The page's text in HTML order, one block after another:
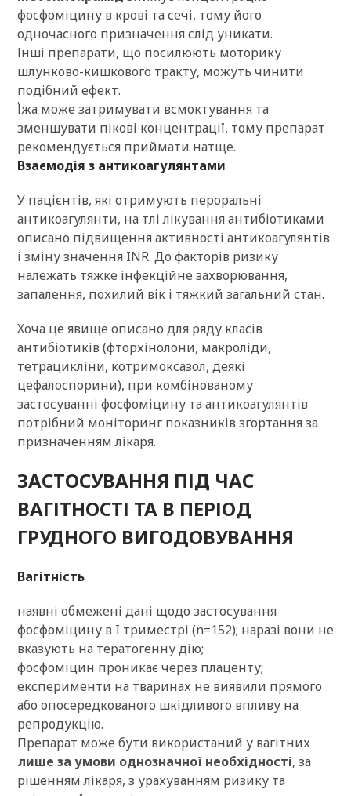
фосфоміцину в крові та сечі, тому його
одночасного призначення слід уникати.
Інші препарати, що посилюють моторику
шлунково-кишкового тракту, можуть чинити
подібний ефект.
Їжа може затримувати всмоктування та
зменшувати пікові концентрації, тому препарат
рекомендується приймати натще.
Взаємодія з антикоагулянтами
У пацієнтів, які отримують пероральні
антикоагулянти, на тлі лікування антибіотиками
описано підвищення активності антикоагулянтів
і зміну значення INR. До факторів ризику
належать тяжке інфекційне захворювання,
запалення, похилий вік і тяжкий загальний стан.
Хоча це явище описано для ряду класів
антибіотиків (фторхінолони, макроліди,
тетрацикліни, котримоксазол, деякі
цефалоспорини), при комбінованому
застосуванні фосфоміцину та антикоагулянтів
потрібний моніторинг показників згортання за
призначенням лікаря.
ЗАСТОСУВАННЯ ПІД ЧАС
ВАГІТНОСТІ ТА В ПЕРІОД
ГРУДНОГО ВИГОДОВУВАННЯ
Вагітність
наявні обмежені дані щодо застосування
фосфоміцину в I триместрі (n=152); наразі вони не
вказують на тератогенну дію;
фосфоміцин проникає через плаценту;
експерименти на тваринах не виявили прямого
або опосередкованого шкідливого впливу на
репродукцію.
Препарат може бути використаний у вагітних
лише за умови однозначної необхідності, за
рішенням лікаря, з урахуванням ризику та